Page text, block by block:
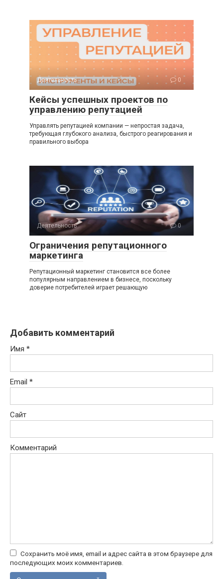
Деятельность 0
Кейсы успешных проектов по
управлению репутацией
Управлять репутацией компании — непростая задача,
требующая глубокого анализа, быстрого реагирования и
правильного выбора
Деятельность 0
Ограничения репутационного
маркетинга
Репутационный маркетинг становится все более
популярным направлением в бизнесе, поскольку
доверие потребителей играет решающую
Добавить комментарий
Имя *
Email *
Сайт
Комментарий
Сохранить моё имя, email и адрес сайта в этом браузере для
последующих моих комментариев.